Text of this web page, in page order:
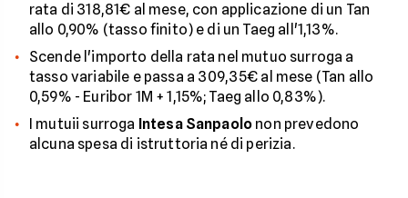
rata di 318,81€ al mese, con applicazione di un Tan
allo 0,90% (tasso finito) e di un Taeg all'1,13%.
Scende l'importo della rata nel mutuo surroga a
tasso variabile e passa a 309,35€ al mese (Tan allo
0,59% - Euribor 1M + 1,15%; Taeg allo 0,83%).
I mutuii surroga Intesa Sanpaolo non prevedono
alcuna spesa di istruttoria né di perizia.